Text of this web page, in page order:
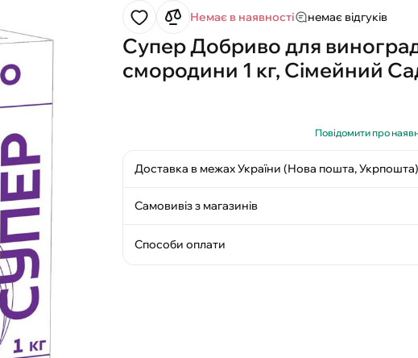
Немає в наявності немає відгуків
Супер Добриво для
смородини 1 кг, Сімейний
Повідомити про
Доставка в межах України (Нова пошта, Укрпошта)
Самовивіз з магазинів
Способи оплати